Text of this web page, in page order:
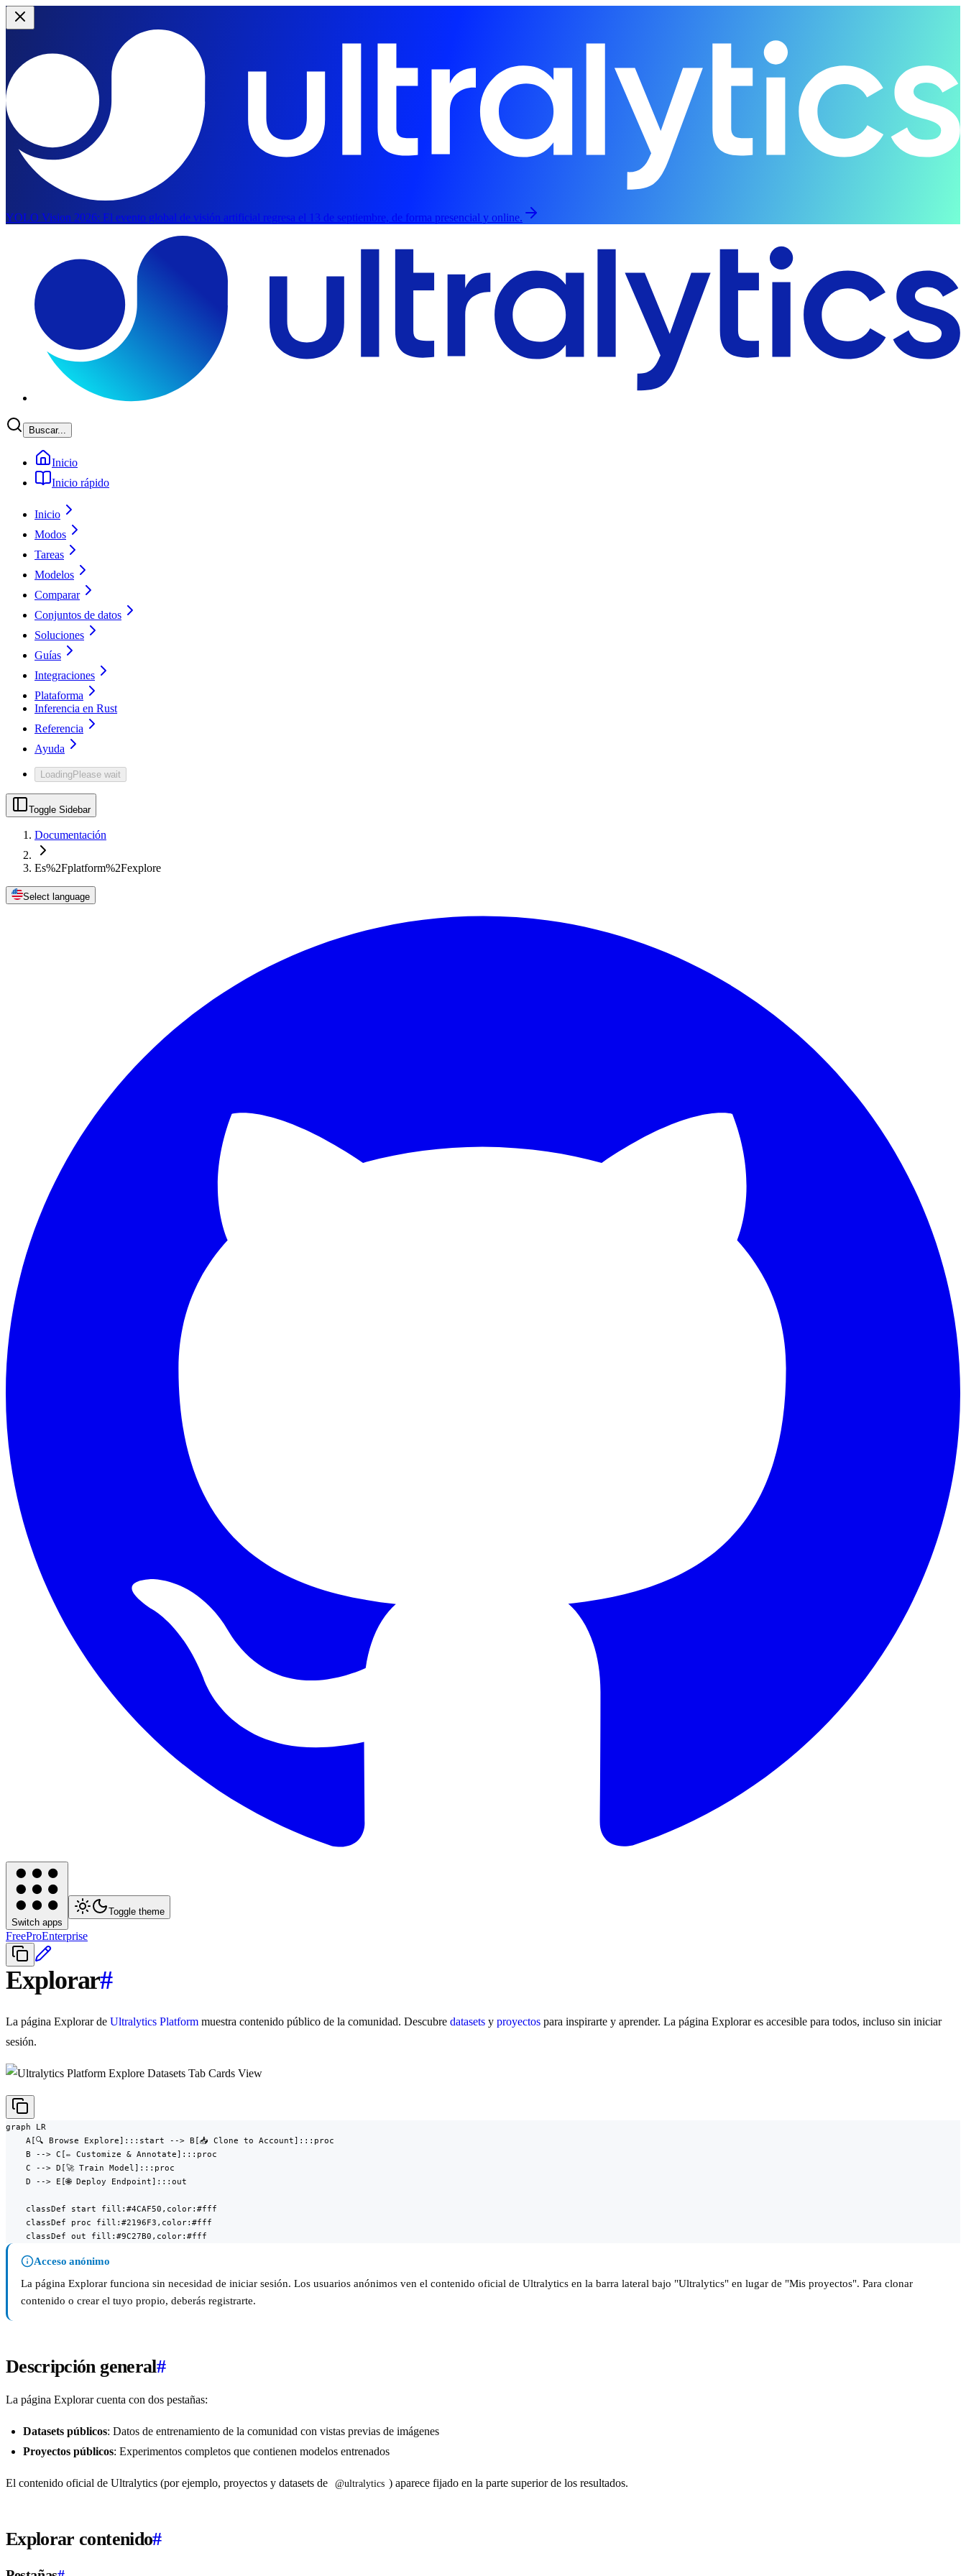
YOLO Vision 2026: El evento global de visión artificial regresa el 13 de septiembre, de forma presencial y online.
Buscar...
Inicio
Inicio rápido
Inicio
Modos
Tareas
Modelos
Comparar
Conjuntos de datos
Soluciones
Guías
Integraciones
Plataforma
Inferencia en Rust
Referencia
Ayuda
LoadingPlease wait
Toggle Sidebar
Documentación
Es%2Fplatform%2Fexplore
Select language
Switch apps
Toggle theme
FreeProEnterprise
Explorar#
La página Explorar de Ultralytics Platform muestra contenido público de la comunidad. Descubre datasets y proyectos para inspirarte y aprender. La página Explorar es accesible para todos, incluso sin iniciar
sesión.
graph LR
    A[🔍 Browse Explore]:::start --> B[📥 Clone to Account]:::proc
    B --> C[✏️ Customize & Annotate]:::proc
    C --> D[🚀 Train Model]:::proc
    D --> E[🌐 Deploy Endpoint]:::out
    classDef start fill:#4CAF50,color:#fff
    classDef proc fill:#2196F3,color:#fff
    classDef out fill:#9C27B0,color:#fff
Acceso anónimo
La página Explorar funciona sin necesidad de iniciar sesión. Los usuarios anónimos ven el contenido oficial de Ultralytics en la barra lateral bajo "Ultralytics" en lugar de "Mis proyectos". Para clonar
contenido o crear el tuyo propio, deberás registrarte.
Descripción general#
La página Explorar cuenta con dos pestañas:
Datasets públicos: Datos de entrenamiento de la comunidad con vistas previas de imágenes
Proyectos públicos: Experimentos completos que contienen modelos entrenados
El contenido oficial de Ultralytics (por ejemplo, proyectos y datasets de @ultralytics ) aparece fijado en la parte superior de los resultados.
Explorar contenido#